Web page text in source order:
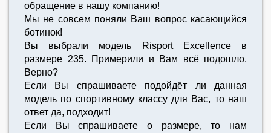
обращение в нашу компанию!
Мы не совсем поняли Ваш вопрос касающийся
ботинок!
Вы выбрали модель Risport Excellence в
размере 235. Примерили и Вам всё подошло.
Верно?
Если Вы спрашиваете подойдёт ли данная
модель по спортивному классу для Вас, то наш
ответ да, подходит!
Если Вы спрашиваете о размере, то нам